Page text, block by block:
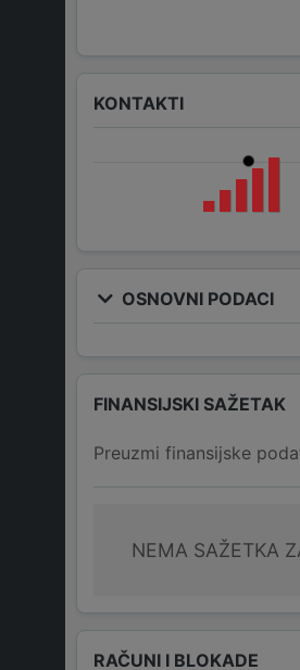
KONTAKTI
OSNOVNI PODACI
FINANSIJSKI SAŽETAK
Preuzmi finansijske
NEMA SAŽETKA
RAČUNI I BLOKADE